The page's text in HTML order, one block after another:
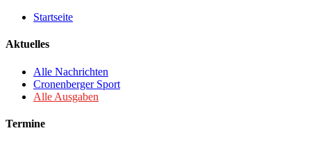
Startseite
Aktuelles
Alle Nachrichten
Cronenberger Sport
Alle Ausgaben
Termine